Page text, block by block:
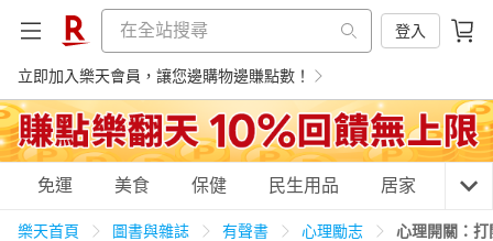
登入
立即加入樂天會員，讓您邊購物邊賺點數！
購物網分類
免運 美食 保健 民生用品 居家 3C
樂天首頁 圖書與雜誌 有聲書 心理勵志 心理開關：